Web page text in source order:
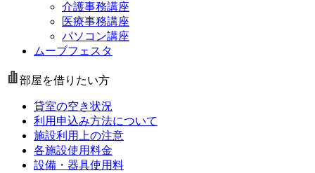
介護事務講座
医療事務講座
パソコン講座
ムーブフェスタ
部屋を借りたい方
貸室の空き状況
利用申込み方法について
施設利用上の注意
各施設使用料金
設備・器具使用料